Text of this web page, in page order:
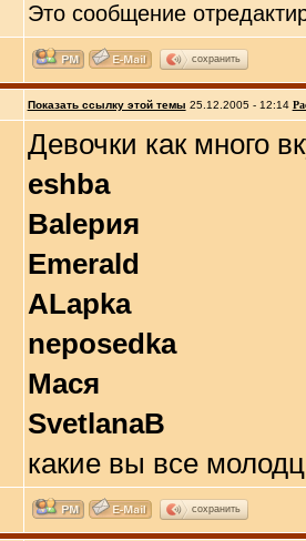
Это сообщение
сохранить
Показать ссылку этой темы 25.12.2005 - 12:14
Девочки как много
eshba
Вalерия
Emerald
ALapka
neposedka
Мася
SvetlanaB
какие вы все
сохранить